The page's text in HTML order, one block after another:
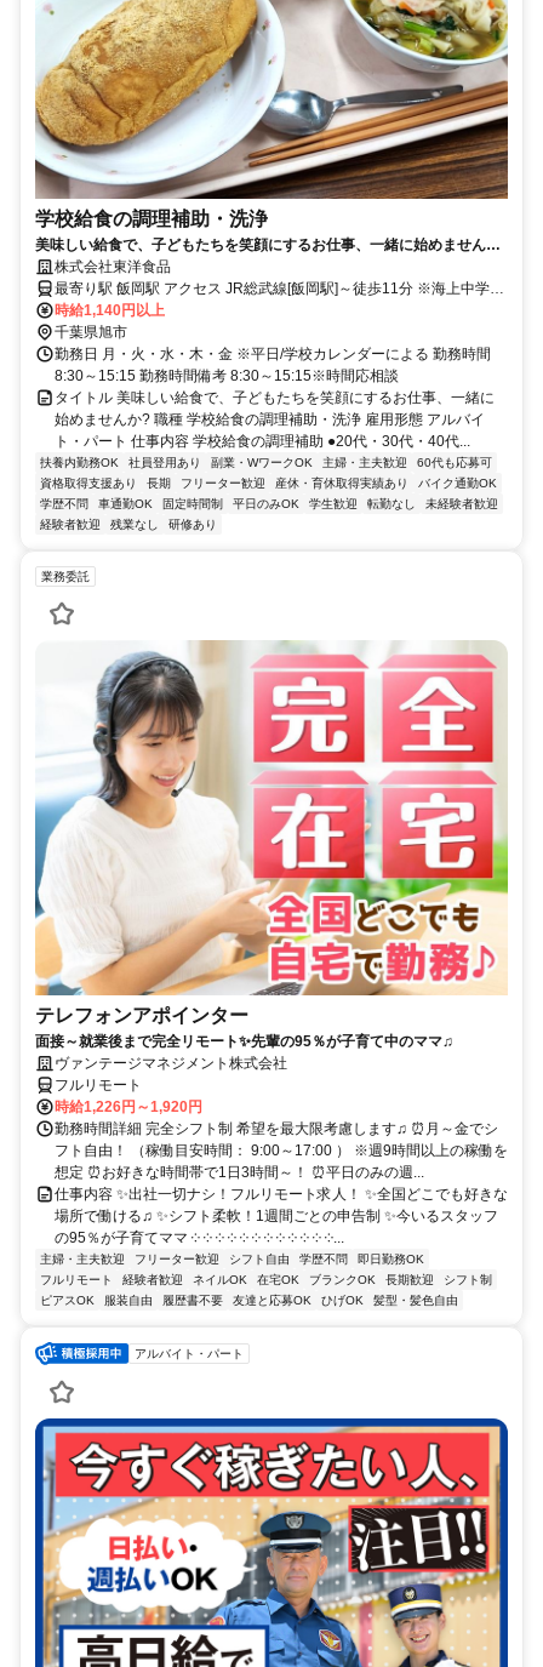
学校給食の調理補助・洗浄
美味しい給食で、子どもたちを笑顔にするお仕事、一緒に始めません
か?株式会社東洋食品
最寄り駅 飯岡駅 アクセス JR総武線[飯岡駅]～徒歩11分 ※海上中学校
近く
時給1,140円以上
千葉県旭市
勤務日 月・火・水・木・金 ※平日/学校カレンダーによる 勤務時間
8:30～15:15 勤務時間備考 8:30～15:15※時間応相談
タイトル 美味しい給食で、子どもたちを笑顔にするお仕事、一緒に
始めませんか? 職種 学校給食の調理補助・洗浄 雇用形態 アルバイ
ト・パート 仕事内容 学校給食の調理補助 ●20代・30代・40代...
扶養内勤務OK 社員登用あり 副業・WワークOK 主婦・主夫歓迎
60代も応募可
資格取得支援あり
長期 フリーター歓迎 産休・育休取得実績あり
バイク通勤OK
学歴不問
車通勤OK 固定時間制 平日のみOK 学生歓迎 転勤なし
未経験者歓迎
経験者歓迎
残業なし 研修あり
業務委託
テレフォンアポインター
面接～就業後まで完全リモート✨先輩の95％が子育て中のママ♫
ヴァンテージマネジメント株式会社
フルリモート
時給1,226円～1,920円
勤務時間詳細 完全シフト制 希望を最大限考慮します♫ ⏰月～金でシ
フト自由！ （稼働目安時間： 9:00～17:00 ） ※週9時間以上の稼働を
想定 ⏰お好きな時間帯で1日3時間～！ ⏰平日のみの週...
仕事内容 ✨出社一切ナシ！フルリモート求人！ ✨全国どこでも好きな
場所で働ける♫ ✨シフト柔軟！1週間ごとの申告制 ✨今いるスタッフ
の95％が子育てママ ༶ ༶ ༶ ༶ ༶ ༶ ༶ ༶ ༶ ༶ ༶ ༶...
主婦・主夫歓迎 フリーター歓迎 シフト自由 学歴不問
即日勤務OK
フルリモート
経験者歓迎 ネイルOK 在宅OK ブランクOK 長期歓迎
シフト制
ピアスOK
服装自由 履歴書不要 友達と応募OK ひげOK 髪型・髪色自由
アルバイト・パート